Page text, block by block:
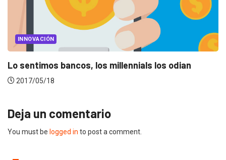
INNOVACIÓN
Lo sentimos bancos, los millennials los odian
2017/05/18
Deja un comentario
You must be logged in to post a comment.